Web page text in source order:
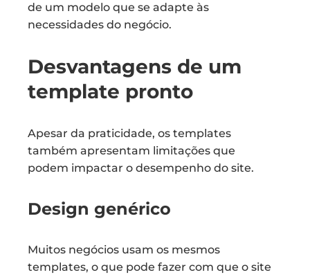
de um modelo que se adapte às
necessidades do negócio.
Desvantagens de um
template pronto
Apesar da praticidade, os templates
também apresentam limitações que
podem impactar o desempenho do site.
Design genérico
Muitos negócios usam os mesmos
templates, o que pode fazer com que o site